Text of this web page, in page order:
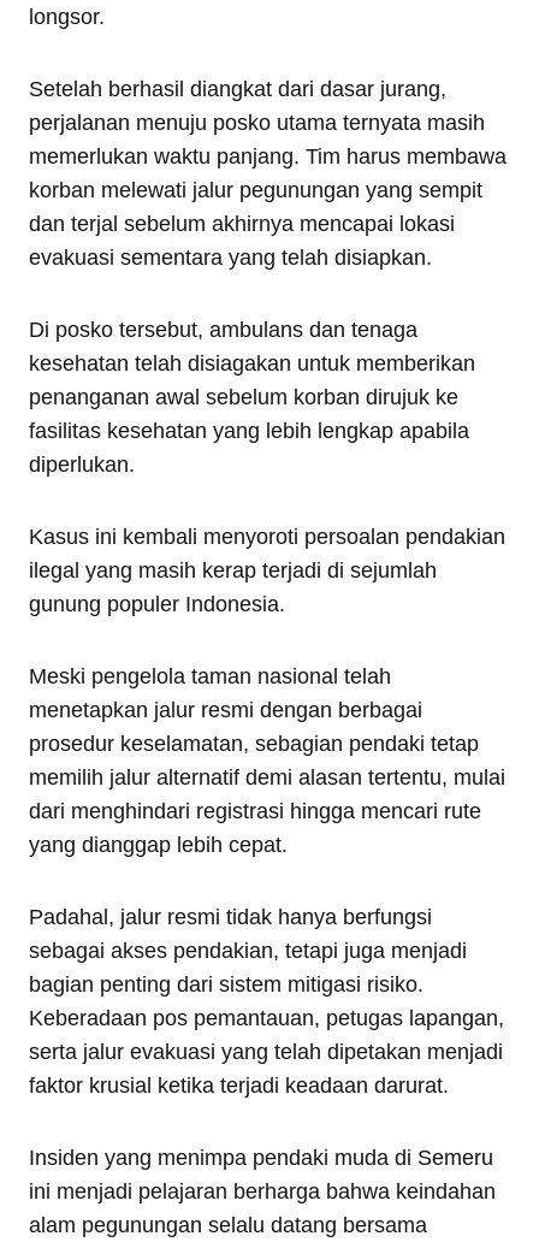
longsor.
Setelah berhasil diangkat dari dasar jurang,
perjalanan menuju posko utama ternyata masih
memerlukan waktu panjang. Tim harus membawa
korban melewati jalur pegunungan yang sempit
dan terjal sebelum akhirnya mencapai lokasi
evakuasi sementara yang telah disiapkan.
Di posko tersebut, ambulans dan tenaga
kesehatan telah disiagakan untuk memberikan
penanganan awal sebelum korban dirujuk ke
fasilitas kesehatan yang lebih lengkap apabila
diperlukan.
Kasus ini kembali menyoroti persoalan pendakian
ilegal yang masih kerap terjadi di sejumlah
gunung populer Indonesia.
Meski pengelola taman nasional telah
menetapkan jalur resmi dengan berbagai
prosedur keselamatan, sebagian pendaki tetap
memilih jalur alternatif demi alasan tertentu, mulai
dari menghindari registrasi hingga mencari rute
yang dianggap lebih cepat.
Padahal, jalur resmi tidak hanya berfungsi
sebagai akses pendakian, tetapi juga menjadi
bagian penting dari sistem mitigasi risiko.
Keberadaan pos pemantauan, petugas lapangan,
serta jalur evakuasi yang telah dipetakan menjadi
faktor krusial ketika terjadi keadaan darurat.
Insiden yang menimpa pendaki muda di Semeru
ini menjadi pelajaran berharga bahwa keindahan
alam pegunungan selalu datang bersama